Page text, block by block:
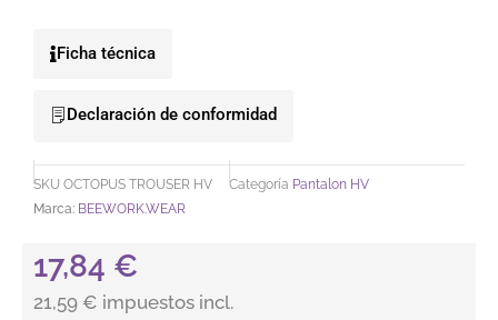
Ficha técnica
Declaración de conformidad
SKU OCTOPUS TROUSER HV Categoría Pantalon HV
Marca: BEEWORK.WEAR
17,84 €
21,59 € impuestos incl.